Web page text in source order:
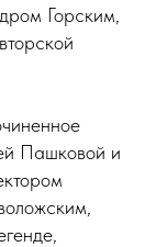
Горским,
Пашковой и